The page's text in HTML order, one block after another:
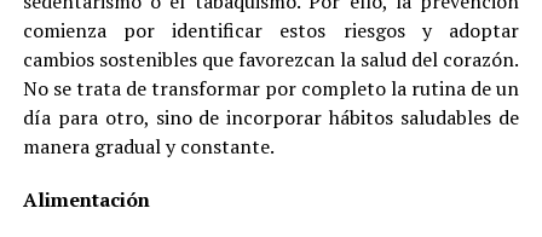
comienza por identificar estos riesgos y adoptar
cambios sostenibles que favorezcan la salud del corazón.
No se trata de transformar por completo la rutina de un
día para otro, sino de incorporar hábitos saludables de
manera gradual y constante.
Alimentación